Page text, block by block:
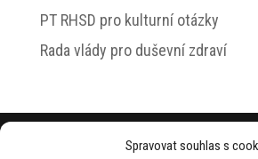
Spravovat souhlas s
PT RHSD pro kulturní otázky
Rada vlády pro duševní zdraví
© 2026 Jiří Horecký – Osobní